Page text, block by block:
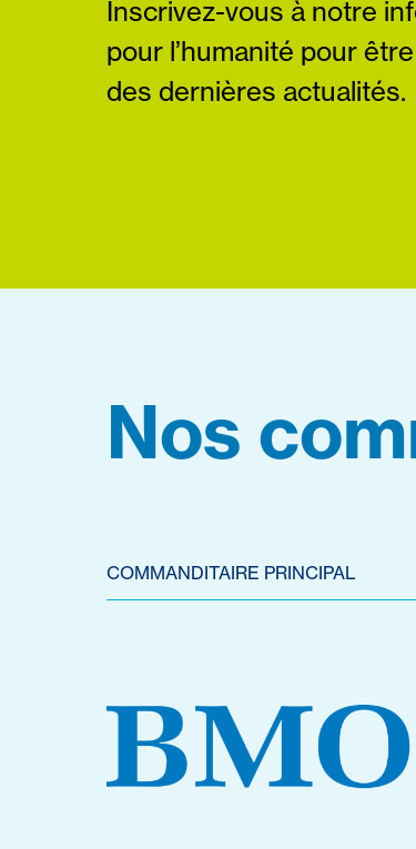
Inscrivez-vous à notre
pour l’humanité pour
des dernières actualités.
Nos
COMMANDITAIRE PRINCIPAL